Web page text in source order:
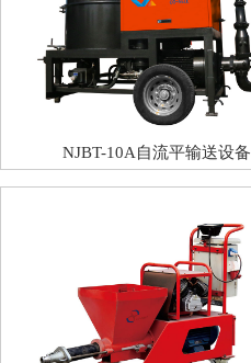
NJBT-10A自流平输送设备